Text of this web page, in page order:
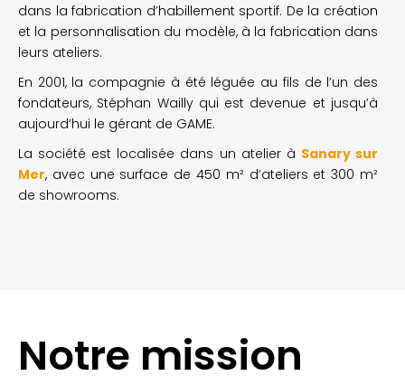
dans la fabrication d’habillement sportif. De la création
et la personnalisation du modèle, à la fabrication dans
leurs ateliers.
En 2001, la compagnie à été léguée au fils de l’un des
fondateurs, Stéphan Wailly qui est devenue et jusqu’à
aujourd’hui le gérant de GAME.
La société est localisée dans un atelier à Sanary sur
Mer, avec une surface de 450 m² d’ateliers et 300 m²
de showrooms.
Notre mission